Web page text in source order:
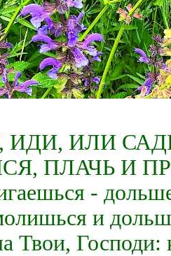
ИДИ, ИЛИ
ПЛАЧЬ И
-
и
Твои, Господи: